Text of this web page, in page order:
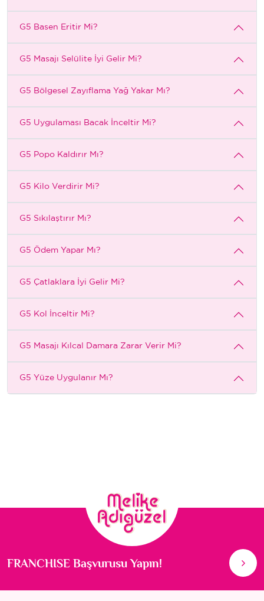
G5 Basen Eritir Mi?
G5 Masajı Selülite İyi Gelir Mi?
G5 Bölgesel Zayıflama Yağ Yakar Mı?
G5 Uygulaması Bacak İnceltir Mi?
G5 Popo Kaldırır Mı?
G5 Kilo Verdirir Mi?
G5 Sıkılaştırır Mı?
G5 Ödem Yapar Mı?
G5 Çatlaklara İyi Gelir Mi?
G5 Kol İnceltir Mi?
G5 Masajı Kılcal Damara Zarar Verir Mi?
G5 Yüze Uygulanır Mı?
FRANCHISE Başvurusu Yapın!